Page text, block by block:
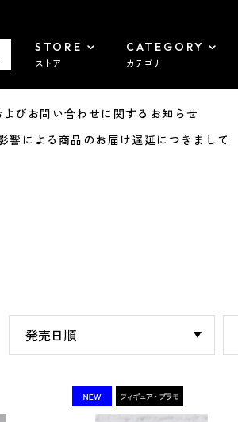
STORE
ストア
CATEGORY
カテゴリ
お問い合わせに関するお知らせ
による商品のお届け遅延につきまして